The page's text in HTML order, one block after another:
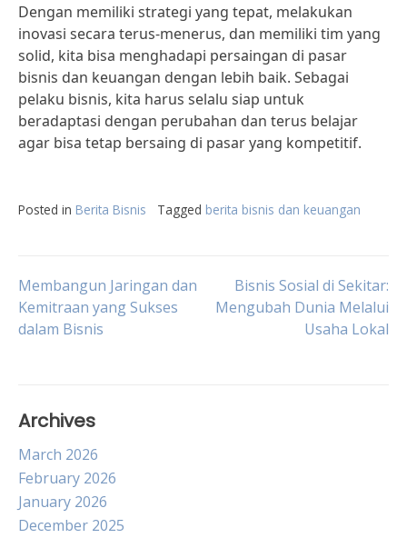
Dengan memiliki strategi yang tepat, melakukan
inovasi secara terus-menerus, dan memiliki tim yang
solid, kita bisa menghadapi persaingan di pasar
bisnis dan keuangan dengan lebih baik. Sebagai
pelaku bisnis, kita harus selalu siap untuk
beradaptasi dengan perubahan dan terus belajar
agar bisa tetap bersaing di pasar yang kompetitif.
Posted in Berita Bisnis Tagged berita bisnis dan keuangan
Post
navigation
Membangun Jaringan dan
Kemitraan yang Sukses
dalam Bisnis
Bisnis Sosial di Sekitar:
Mengubah Dunia Melalui
Usaha Lokal
Archives
March 2026
February 2026
January 2026
December 2025